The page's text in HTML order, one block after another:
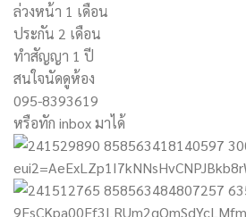
ล่วงหน้า 1 เดือน
ประกัน 2 เดือน
ทำสัญญา 1 ปี
สนใจนัดดูห้อง
095-8393619
หรือทัก inbox มาได้